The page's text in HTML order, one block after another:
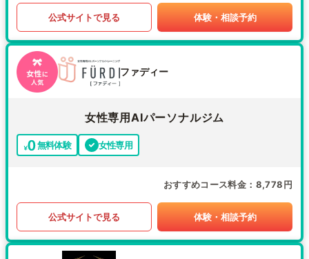
公式サイトで見る 体験・相談予約
ファディー
女性専用AIパーソナルジム
無料体験 女性専用
おすすめコース料金 8,778円
公式サイトで見る 体験・相談予約